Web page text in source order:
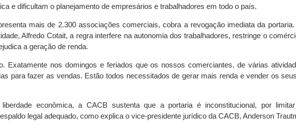
e dificultam o planejamento de empresários e trabalhadores em todo o país.
mais de 2.300 associações comerciais, cobra a revogação imediata da
Alfredo Cotait, a regra interfere na autonomia dos trabalhadores, restringe o
a geração de renda.
Exatamente nos domingos e feriados que os nossos comerciantes, de várias
para fazer as vendas. Estão todos necessitados de gerar mais renda e vender os
econômica, a CACB sustenta que a portaria é inconstitucional, por limitar
legal adequado, como explica o vice-presidente jurídico da CACB, Anderson